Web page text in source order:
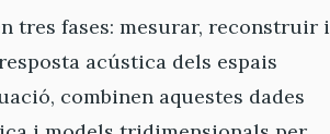
tres fases: mesurar, reconstruir i
acústica dels espais
combinen aquestes dades